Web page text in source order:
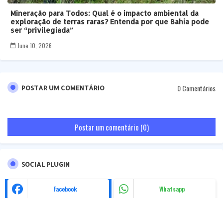
Mineração para Todos: Qual é o impacto ambiental da
exploração de terras raras? Entenda por que Bahia pode
ser “privilegiada”
June 10, 2026
POSTAR UM COMENTÁRIO 0 Comentários
Postar um comentário (0)
SOCIAL PLUGIN
Facebook Whatsapp